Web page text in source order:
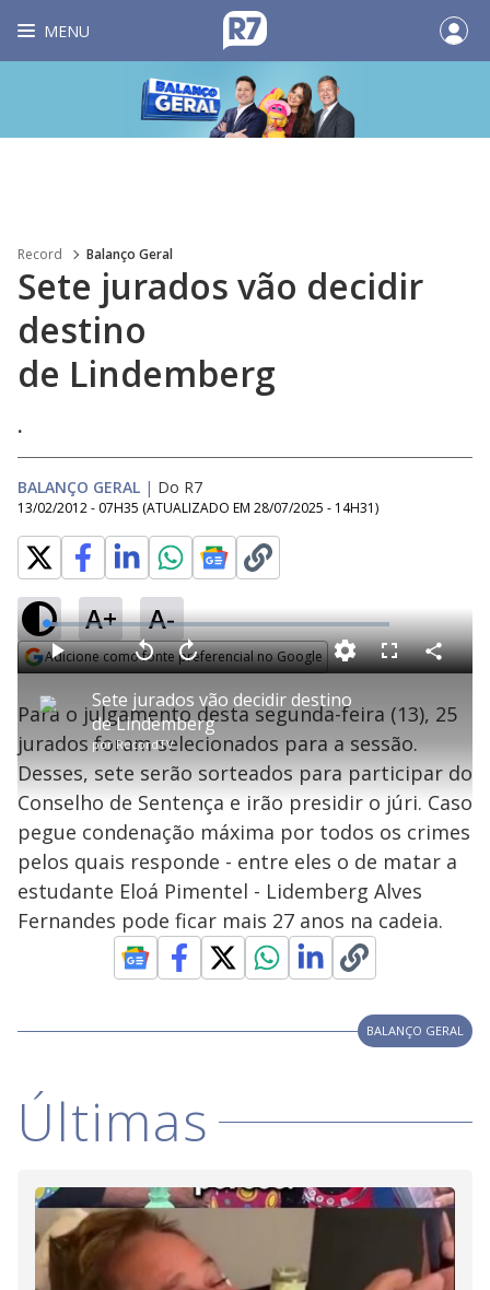
MENU
Record Balanço Geral
Sete jurados vão decidir
destino
de Lindemberg
.
BALANÇO GERAL | Do R7
13/02/2012 - 07H35 (ATUALIZADO EM 28/07/2025 - 14H31)
A+ A-
Adicione como fonte preferencial no Google
P
l
a
y
V
i
d
e
o
Sete jurados vão decidir destino
de Lindemberg
por RecordTV
P V
t
a
r
1
0
e
g
n
d
s
A
n
ç
a
r
1
s
e
u
n
o
s
M
u
L
o
a
d
e
3
.
5
3
%
F
s
c
r
e
n
C
o
a
r
a
Para o julgamento desta segunda-feira (13), 25
jurados foram selecionados para a sessão.
Desses, sete serão sorteados para participar do
Conselho de Sentença e irão presidir o júri. Caso
pegue condenação máxima por todos os crimes
pelos quais responde - entre eles o de matar a
estudante Eloá Pimentel - Lidemberg Alves
Fernandes pode ficar mais 27 anos na cadeia.
BALANÇO GERAL
Últimas